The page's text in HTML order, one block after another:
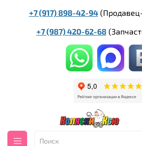
+7 (917) 898-42-94(Продавец-
+7 (987) 420-62-68 (